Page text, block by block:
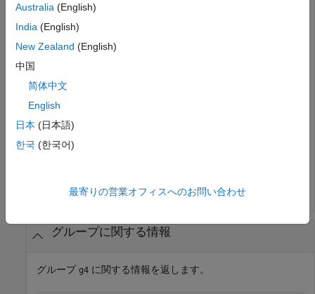
ファイルexample.h5
info = h5info("example.h5"
info =
      Filename: '
        Groups: [4x1 struct]
      Datasets: []
     Datatypes: []
グループに関する情報
グループ g4 に関する情報を返します。
Australia (English)
India (English)
New Zealand (English)
中国
简体中文
English
日本 (日本語)
한국 (한국어)
最寄りの営業オフィスへのお問い合わせ